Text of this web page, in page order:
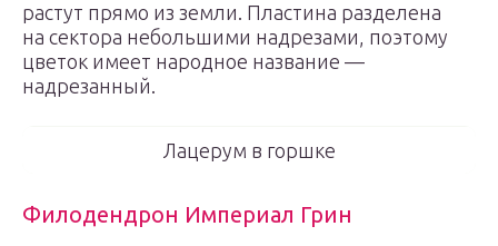
растут прямо из земли. Пластина разделена
на сектора небольшими надрезами, поэтому
цветок имеет народное название —
надрезанный.
Лацерум в горшке
Филодендрон Империал Грин